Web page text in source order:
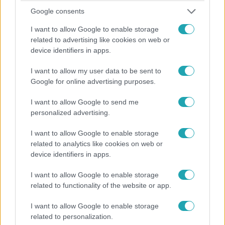
Google consents
I want to allow Google to enable storage
related to advertising like cookies on web or
device identifiers in apps.
I want to allow my user data to be sent to
Google for online advertising purposes.
I want to allow Google to send me
personalized advertising.
I want to allow Google to enable storage
related to analytics like cookies on web or
device identifiers in apps.
I want to allow Google to enable storage
related to functionality of the website or app.
I want to allow Google to enable storage
related to personalization.
mérkőznek meg egymással, akik bebizonyíthatják, hogy
kortól függetlenül is lehet valakiből profi szakács. A
gyerekeknek sem lesz könnyű kenyérre kennie a zsűrit,
vagyis Fördős Zét, Bernáth Józsefet és Vajda Pierre-t.
A Konyhafőnök Junior
A Konyhafőnök Junior 2017-02-09
láthatják a gasztronómia szerelmesei, hanem a
legkisebbek harcát is. Az RTLII-n jelentkező A